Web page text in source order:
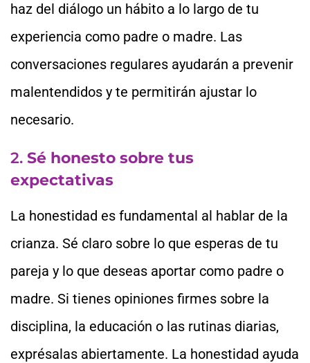
haz del diálogo un hábito a lo largo de tu
experiencia como padre o madre. Las
conversaciones regulares ayudarán a prevenir
malentendidos y te permitirán ajustar lo
necesario.
2. Sé honesto sobre tus
expectativas
La honestidad es fundamental al hablar de la
crianza. Sé claro sobre lo que esperas de tu
pareja y lo que deseas aportar como padre o
madre. Si tienes opiniones firmes sobre la
disciplina, la educación o las rutinas diarias,
exprésalas abiertamente. La honestidad ayuda